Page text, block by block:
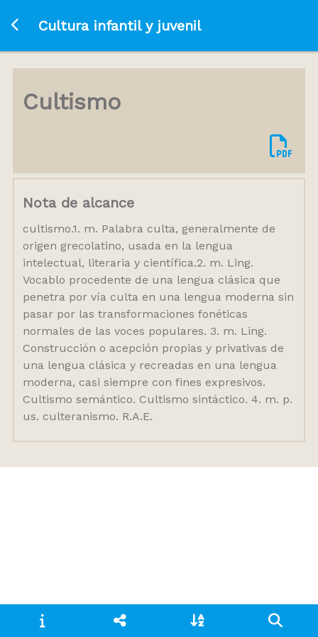
Ir a la página principal
Cultura infantil y juvenil
Cultismo
Nota de alcance
cultismo.1. m. Palabra culta, generalmente de
origen grecolatino, usada en la lengua
intelectual, literaria y científica.2. m. Ling.
Vocablo procedente de una lengua clásica que
penetra por vía culta en una lengua moderna sin
pasar por las transformaciones fonéticas
normales de las voces populares. 3. m. Ling.
Construcción o acepción propias y privativas de
una lengua clásica y recreadas en una lengua
moderna, casi siempre con fines expresivos.
Cultismo semántico. Cultismo sintáctico. 4. m. p.
us. culteranismo. R.A.E.